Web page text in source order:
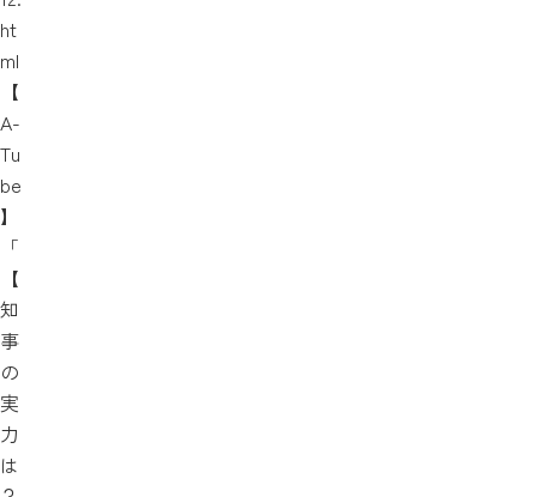
ht
ml
【
A-
Tu
be
】
「
【
知
事
の
実
力
は